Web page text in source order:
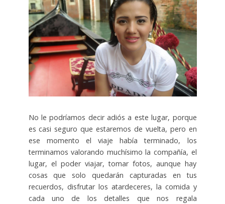
No le podríamos decir adiós a este lugar, porque
es casi seguro que estaremos de vuelta, pero en
ese momento el viaje había terminado, los
terminamos valorando muchísimo la compañía, el
lugar, el poder viajar, tomar fotos, aunque hay
cosas que solo quedarán capturadas en tus
recuerdos, disfrutar los atardeceres, la comida y
cada uno de los detalles que nos regala